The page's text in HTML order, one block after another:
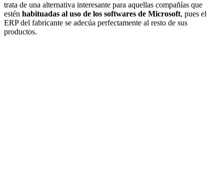
trata de una alternativa interesante para aquellas compañías que
estén habituadas al uso de los softwares de Microsoft, pues el
ERP del fabricante se adecúa perfectamente al resto de sus
productos.